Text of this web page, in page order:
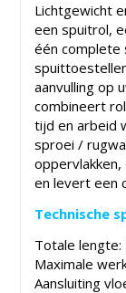
Lichtgewicht
een spuitrol,
één complete
aanvulling op
combineert
tijd en arbeid
sproei /
en levert een
Technische
Totale lengte:
Maximale
Aansluiting